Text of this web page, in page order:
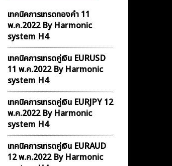
เทคนิคการเทรดทองคำ 11
พ.ค.2022 By Harmonic
system H4
เทคนิคการเทรดคู่เงิน EURUSD
11 พ.ค.2022 By Harmonic
system H4
เทคนิคการเทรดคู่เงิน EURJPY 12
พ.ค.2022 By Harmonic
system H4
เทคนิคการเทรดคู่เงิน EURAUD
12 พ.ค.2022 By Harmonic